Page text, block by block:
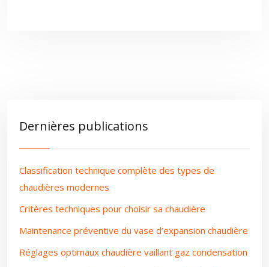
Dernières publications
Classification technique complète des types de
chaudières modernes
Critères techniques pour choisir sa chaudière
Maintenance préventive du vase d’expansion chaudière
Réglages optimaux chaudière vaillant gaz condensation